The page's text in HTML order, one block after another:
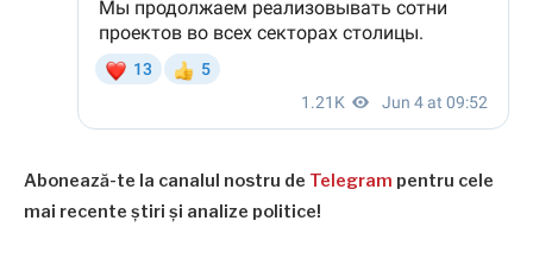
Abonează-te la canalul nostru de Telegram pentru cele
mai recente știri și analize politice!